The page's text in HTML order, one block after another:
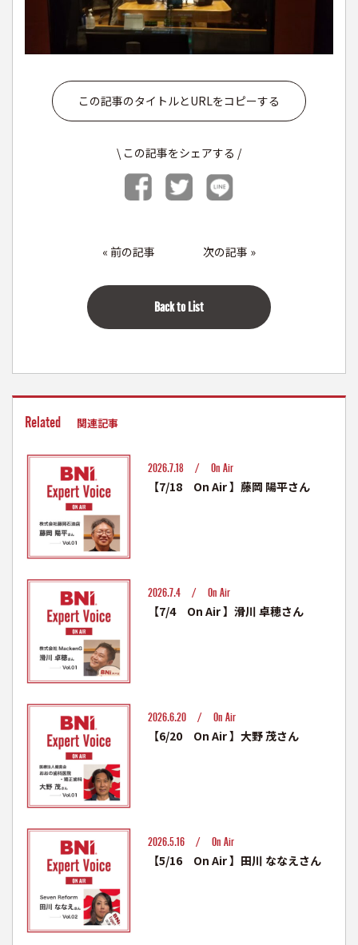
この記事のタイトルとURLをコピーする
\ この記事をシェアする /
« 前の記事 次の記事 »
Back to List
Related 関連記事
2026.7.18 /On Air
【7/18 On Air 】藤岡 陽平さん
2026.7.4 /On Air
【7/4 On Air 】滑川 卓穂さん
2026.6.20 /On Air
【6/20 On Air 】大野 茂さん
2026.5.16 /On Air
【5/16 On Air 】田川 ななえさん